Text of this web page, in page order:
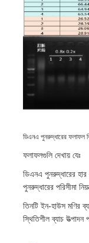
ডিএনএ পুনরুদ্ধারের ফলাফল
ফলাফলগুলি দেখায় যেঃ
ডিএনএ পুনরুদ্ধারের
পুনরুদ্ধারের পরিসীমা
তিনটি ইন-হাউস মণির
স্থিতিশীল ব্যাচ উত্পাদন